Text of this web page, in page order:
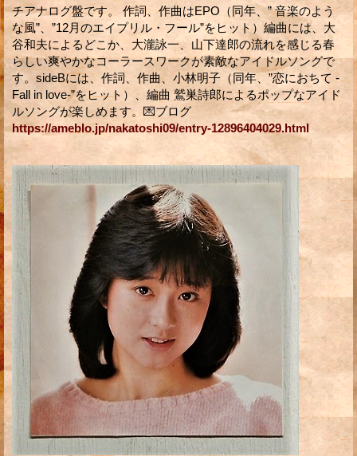
チアナログ盤です。 作詞、作曲はEPO（同年、” 音楽のよう
な風”、”12月のエイプリル・フール”をヒット）編曲には、大
谷和夫によるどこか、大瀧詠一、山下達郎の流れを感じる春
らしい爽やかなコーラースワークが素敵なアイドルソングで
す。sideBには、作詞、作曲、小林明子（同年、”恋におちて -
Fall in love-”をヒット）、編曲 鷲巣詩郎によるポップなアイド
ルソングが楽しめます。💌ブログ
https://ameblo.jp/nakatoshi09/entry-12896404029.html